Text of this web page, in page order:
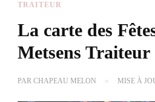
TRAITEUR
La carte des
Metsens Traiteur
PAR CHAPEAU MELON MISE À